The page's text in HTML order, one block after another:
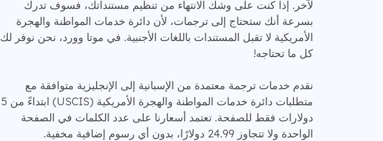
لآخر. إذا كنت على وشك الانتهاء من تنظيم مستنداتك، فسوف تدرك
بسرعة أنك ستحتاج إلى ترجمات، لأن دائرة خدمات المواطنة والهجرة
الأمريكية لا تقبل المستندات باللغات الأجنبية. في موتا وورد، نحن نوفر لك
كل ما تحتاجه!
نقدم خدمات ترجمة معتمدة من الإسبانية إلى الإنجليزية متوافقة مع
متطلبات دائرة خدمات المواطنة والهجرة الأمريكية (USCIS) ابتداءً من 5
دولارات فقط للصفحة. تعتمد أسعارنا على عدد الكلمات في الصفحة
الواحدة ولا تتجاوز 24.99 دولارًا، بدون أي رسوم إضافية مخفية.